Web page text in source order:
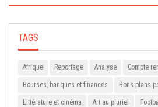
TAGS
Afrique Reportage Analyse Compte
Bourses, banques et finances Bons plans
Littérature et cinéma Art au pluriel Football